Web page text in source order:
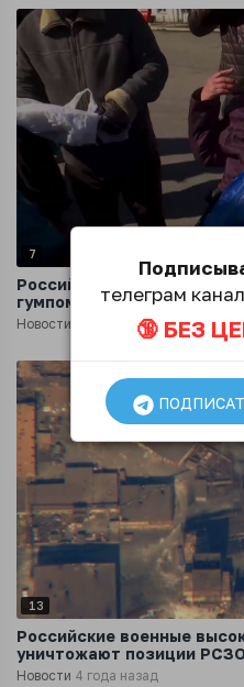
7
Российские военные
гумпомощи жителям
Новости 4 года назад
13
Российские военные
уничтожают позиции
Азовсталь в Мариуполе
Новости 4 года назад
телеграм
🔞 БЕЗ